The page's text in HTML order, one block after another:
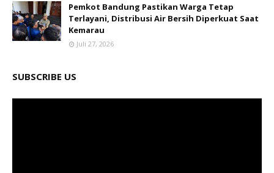
Pemkot Bandung Pastikan Warga Tetap
Terlayani, Distribusi Air Bersih Diperkuat Saat
Kemarau
Juli 27, 2026
SUBSCRIBE US